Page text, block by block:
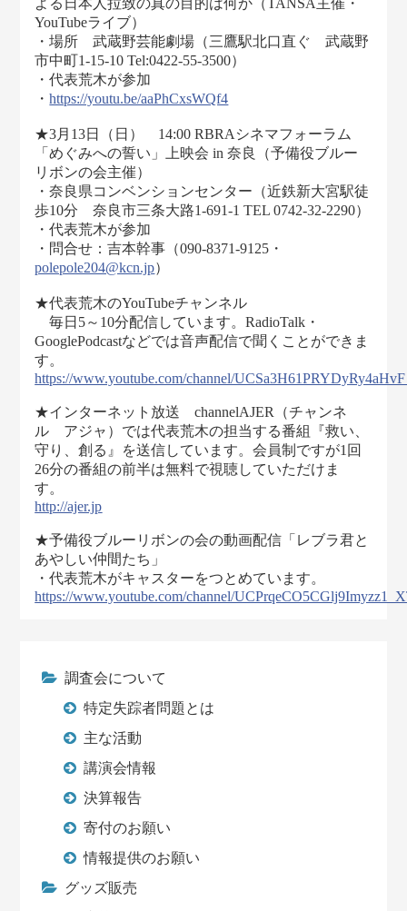
よる日本人拉致の真の目的は何か（TANSA主催・
YouTubeライブ）
・場所 武蔵野芸能劇場（三鷹駅北口直ぐ 武蔵野
市中町1-15-10 Tel:0422-55-3500）
・代表荒木が参加
・https://youtu.be/aaPhCxsWQf4
★3月13日（日） 14:00 RBRAシネマフォーラム
「めぐみへの誓い」上映会 in 奈良（予備役ブルー
リボンの会主催）
・奈良県コンベンションセンター（近鉄新大宮駅徒
歩10分 奈良市三条大路1-691-1 TEL 0742-32-2290）
・代表荒木が参加
・問合せ：吉本幹事（090-8371-9125・
polepole204@kcn.jp）
★代表荒木のYouTubeチャンネル
毎日5～10分配信しています。RadioTalk・
GooglePodcastなどでは音声配信で聞くことができま
す。
https://www.youtube.com/channel/
★インターネット放送 channelAJER（チャンネ
ル アジャ）では代表荒木の担当する番組『救い、
守り、創る』を送信しています。会員制ですが1回
26分の番組の前半は無料で視聴していただけま
す。
http://ajer.jp
★予備役ブルーリボンの会の動画配信「レブラ君と
あやしい仲間たち」
・代表荒木がキャスターをつとめています。
https://www.youtube.com/channel/
調査会について
特定失踪者問題とは
主な活動
講演会情報
決算報告
寄付のお願い
情報提供のお願い
グッズ販売